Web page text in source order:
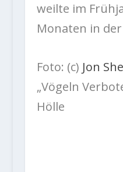
weilte im
Monaten in
Foto: (c) Jon
„Vögeln
Hölle